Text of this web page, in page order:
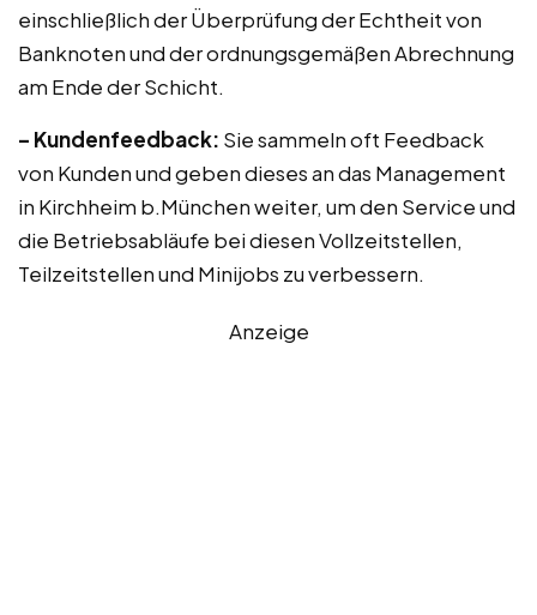
einschließlich der Überprüfung der Echtheit von
Banknoten und der ordnungsgemäßen Abrechnung
am Ende der Schicht.
– Kundenfeedback: Sie sammeln oft Feedback
von Kunden und geben dieses an das Management
in Kirchheim b.München weiter, um den Service und
die Betriebsabläufe bei diesen Vollzeitstellen,
Teilzeitstellen und Minijobs zu verbessern.
Anzeige